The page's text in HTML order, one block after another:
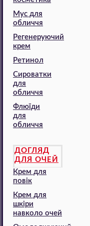
Мус для
обличчя
Регенеруючий
крем
Ретинол
Сироватки
для
обличчя
Флюїди
для
обличчя
ДОГЛЯД
ДЛЯ ОЧЕЙ
Крем для
повік
Крем для
шкіри
навколо очей